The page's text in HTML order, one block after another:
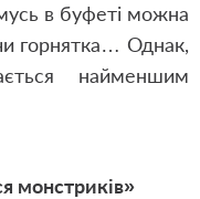
в буфеті можна
горнятка… Однак,
найменшим
монстриків»